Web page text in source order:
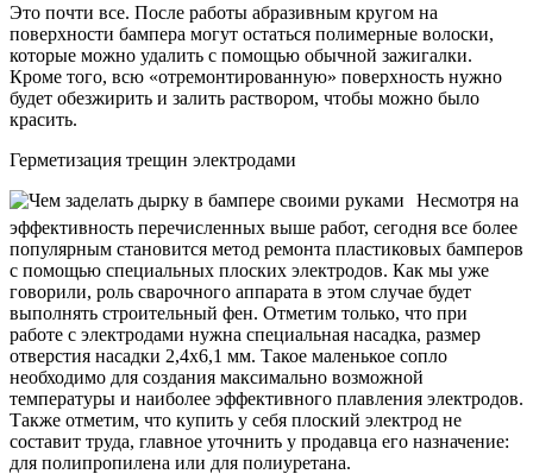
Это почти все. После работы абразивным кругом на
поверхности бампера могут остаться полимерные волоски,
которые можно удалить с помощью обычной зажигалки.
Кроме того, всю «отремонтированную» поверхность нужно
будет обезжирить и залить раствором, чтобы можно было
красить.
Герметизация трещин электродами
Несмотря на
эффективность перечисленных выше работ, сегодня все более
популярным становится метод ремонта пластиковых бамперов
с помощью специальных плоских электродов. Как мы уже
говорили, роль сварочного аппарата в этом случае будет
выполнять строительный фен. Отметим только, что при
работе с электродами нужна специальная насадка, размер
отверстия насадки 2,4х6,1 мм. Такое маленькое сопло
необходимо для создания максимально возможной
температуры и наиболее эффективного плавления электродов.
Также отметим, что купить у себя плоский электрод не
составит труда, главное уточнить у продавца его назначение:
для полипропилена или для полиуретана.